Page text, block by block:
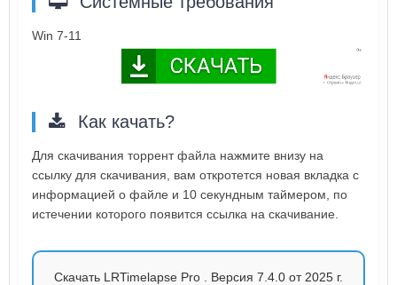
Win 7-11
Как качать?
Для скачивания торрент файла нажмите внизу на
ссылку для скачивания, вам откротется новая вкладка с
информацией о файле и 10 секундным таймером, по
истечении которого появится ссылка на скачивание.
Скачать LRTimelapse Pro . Версия 7.4.0 от 2025 г.